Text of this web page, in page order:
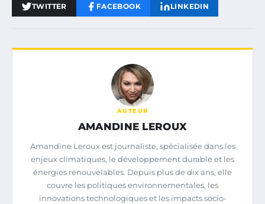
TWITTER FACEBOOK LINKEDIN
AUTEUR
AMANDINE LEROUX
Amandine Leroux est journaliste, spécialisée dans les
enjeux climatiques, le développement durable et les
énergies renouvelables. Depuis plus de dix ans, elle
couvre les politiques environnementales, les
innovations technologiques et les impacts socio-